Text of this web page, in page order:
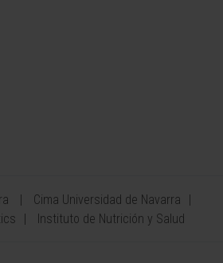
Cima Universidad de Navarra
Instituto de Nutrición y Salud